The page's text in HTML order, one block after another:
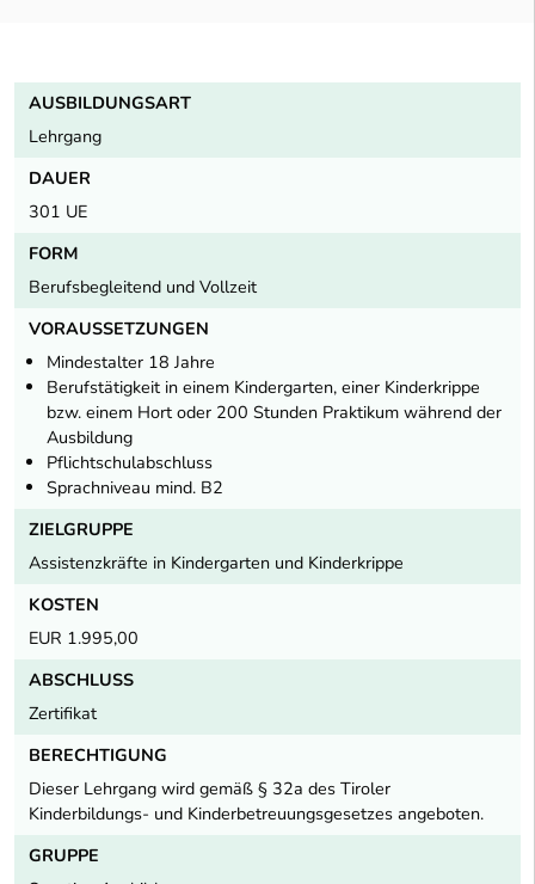
AUSBILDUNGSART
Lehrgang
DAUER
301 UE
FORM
Berufsbegleitend und Vollzeit
VORAUSSETZUNGEN
Mindestalter 18 Jahre
Berufstätigkeit in einem Kindergarten, einer Kinderkrippe
bzw. einem Hort oder 200 Stunden Praktikum während der
Ausbildung
Pflichtschulabschluss
Sprachniveau mind. B2
ZIELGRUPPE
Assistenzkräfte in Kindergarten und Kinderkrippe
KOSTEN
EUR 1.995,00
ABSCHLUSS
Zertifikat
BERECHTIGUNG
Dieser Lehrgang wird gemäß § 32a des Tiroler
Kinderbildungs- und Kinderbetreuungsgesetzes angeboten.
GRUPPE